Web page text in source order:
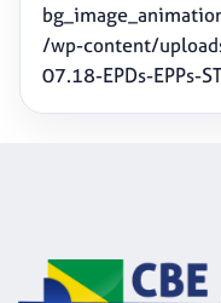
/wp-content/
07.18-EPDs-EPPs-